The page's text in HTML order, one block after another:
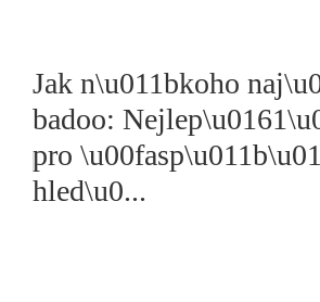
Jak n\u011bkoho
badoo:
pro
hled\u0...